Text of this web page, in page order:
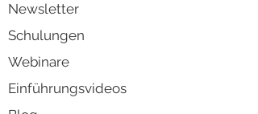
Newsletter
Schulungen
Webinare
Einführungsvideos